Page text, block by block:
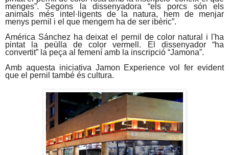
menges”. Segons la dissenyadora “els porcs són els
animals més intel·ligents de la natura, hem de menjar
menys pernil i el que mengem ha de ser ibèric”.
América Sánchez ha deixat el pernil de color natural i l'ha
pintat la peülla de color vermell. El dissenyador “ha
convertit” la peça al femení amb la inscripció “Jamona”.
Amb aquesta iniciativa Jamon Experience vol fer evident
que el pernil també és cultura.